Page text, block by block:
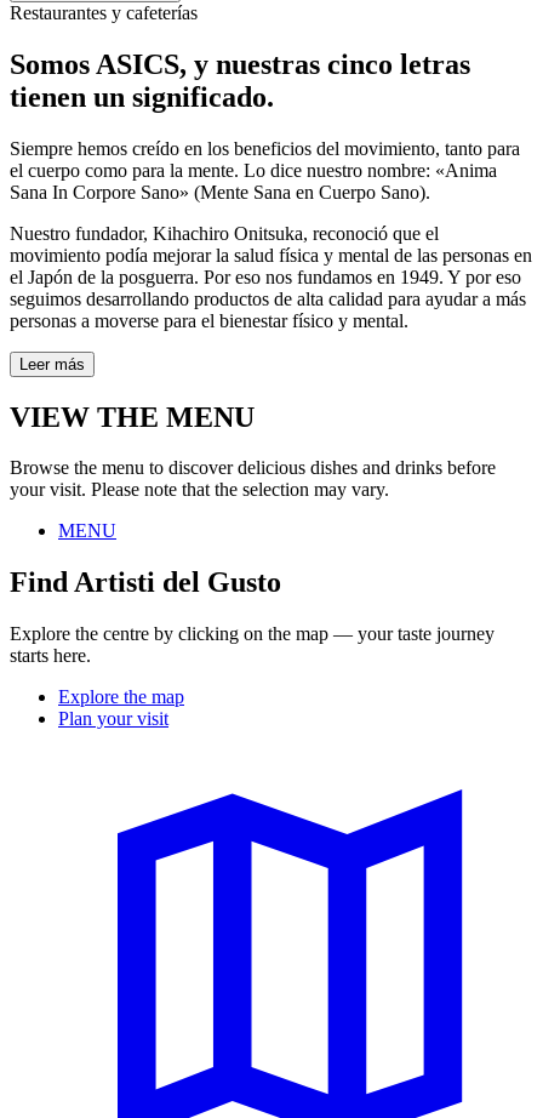
Restaurantes y cafeterías
Somos ASICS, y nuestras cinco letras
tienen un significado.
Siempre hemos creído en los beneficios del movimiento, tanto para
el cuerpo como para la mente. Lo dice nuestro nombre: «Anima
Sana In Corpore Sano» (Mente Sana en Cuerpo Sano).
Nuestro fundador, Kihachiro Onitsuka, reconoció que el
movimiento podía mejorar la salud física y mental de las personas en
el Japón de la posguerra. Por eso nos fundamos en 1949. Y por eso
seguimos desarrollando productos de alta calidad para ayudar a más
personas a moverse para el bienestar físico y mental.
Leer más
VIEW THE MENU
Browse the menu to discover delicious dishes and drinks before
your visit. Please note that the selection may vary.
MENU
Find Artisti del Gusto
Explore the centre by clicking on the map — your taste journey
starts here.
Explore the map
Plan your visit